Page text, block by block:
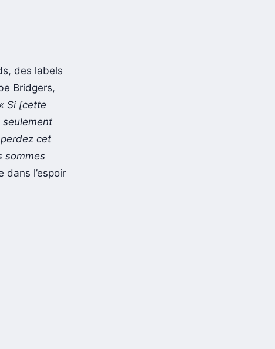
des labels
Bridgers,
« Si [cette
cet
l’espoir